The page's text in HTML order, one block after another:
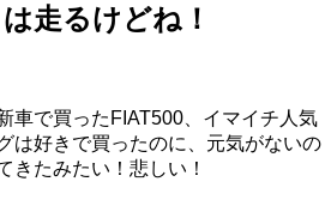
走るけどね！
車で買ったFIAT500、イマイチ人気
は好きで買ったのに、元気がないの
きたみたい！悲しい！